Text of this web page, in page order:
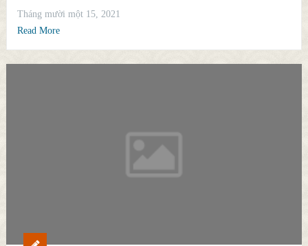
Tháng mười một 15, 2021
Read More